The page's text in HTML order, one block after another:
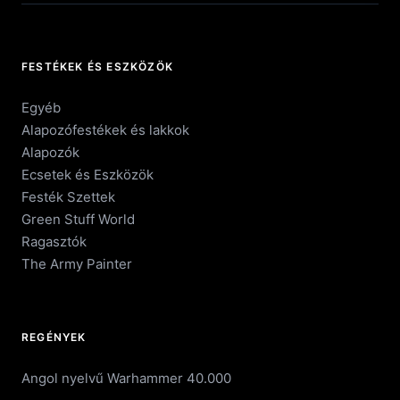
FESTÉKEK ÉS ESZKÖZÖK
Egyéb
Alapozófestékek és lakkok
Alapozók
Ecsetek és Eszközök
Festék Szettek
Green Stuff World
Ragasztók
The Army Painter
REGÉNYEK
Angol nyelvű Warhammer 40.000